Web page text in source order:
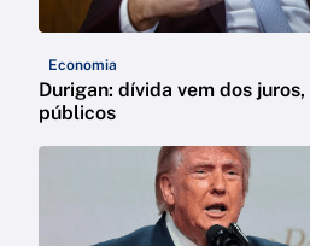
Economia
Durigan: dívida vem dos
públicos